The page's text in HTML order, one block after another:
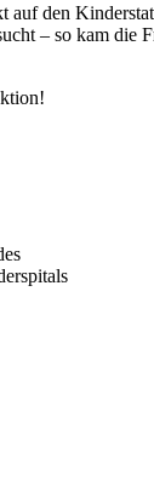
auf den
– so kam die